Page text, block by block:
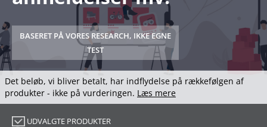
BASERET PÅ VORES RESEARCH, IKKE EGNE
TEST
Det beløb, vi bliver betalt, har indflydelse på rækkefølgen af
produkter - ikke på vurderingen. Læs mere
UDVALGTE PRODUKTER